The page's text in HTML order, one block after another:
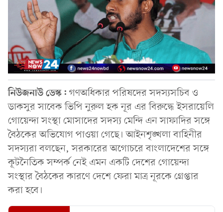
নিউজনাউ ডেস্ক: গণঅধিকার পরিষদের সদস্যসচিব ও
ডাকসুর সাবেক ভিপি নুরুল হক নূর এর বিরুদ্ধে ইসরায়েলি
গোয়েন্দা সংস্থা মোসাদের সদস্য মেন্দি এন সাফাদির সঙ্গে
বৈঠকের অভিযোগ পাওয়া গেছে। আইনশৃঙ্খলা বাহিনীর
সদস্যরা বলছেন, সরকারের অগোচরে বাংলাদেশের সঙ্গে
কূটনৈতিক সম্পর্ক নেই এমন একটি দেশের গোয়েন্দা
সংস্থার বৈঠকের কারণে দেশে ফেরা মাত্র নূরকে গ্রেপ্তার
করা হবে।